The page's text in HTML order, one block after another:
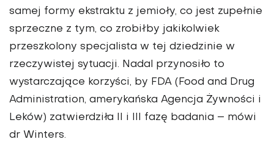
samej formy ekstraktu z jemioły, co jest zupełnie
sprzeczne z tym, co zrobiłby jakikolwiek
przeszkolony specjalista w tej dziedzinie w
rzeczywistej sytuacji. Nadal przynosiło to
wystarczające korzyści, by FDA (Food and Drug
Administration, amerykańska Agencja Żywności i
Leków) zatwierdziła II i III fazę badania – mówi
dr Winters.